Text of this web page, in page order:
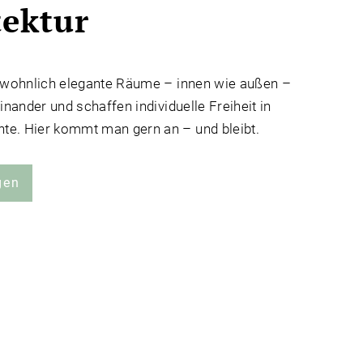
elegante Räume – innen wie außen –
und schaffen individuelle Freiheit in
Hier kommt man gern an – und bleibt.